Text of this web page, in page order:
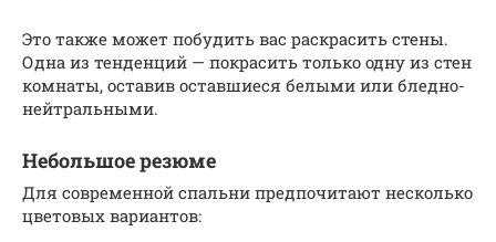
Это также может побудить вас раскрасить стены.
Одна из тенденций — покрасить только одну из стен
комнаты, оставив оставшиеся белыми или бледно-
нейтральными.
Небольшое резюме
Для современной спальни предпочитают несколько
цветовых вариантов: